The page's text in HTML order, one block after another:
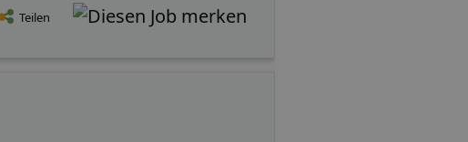
Teilen